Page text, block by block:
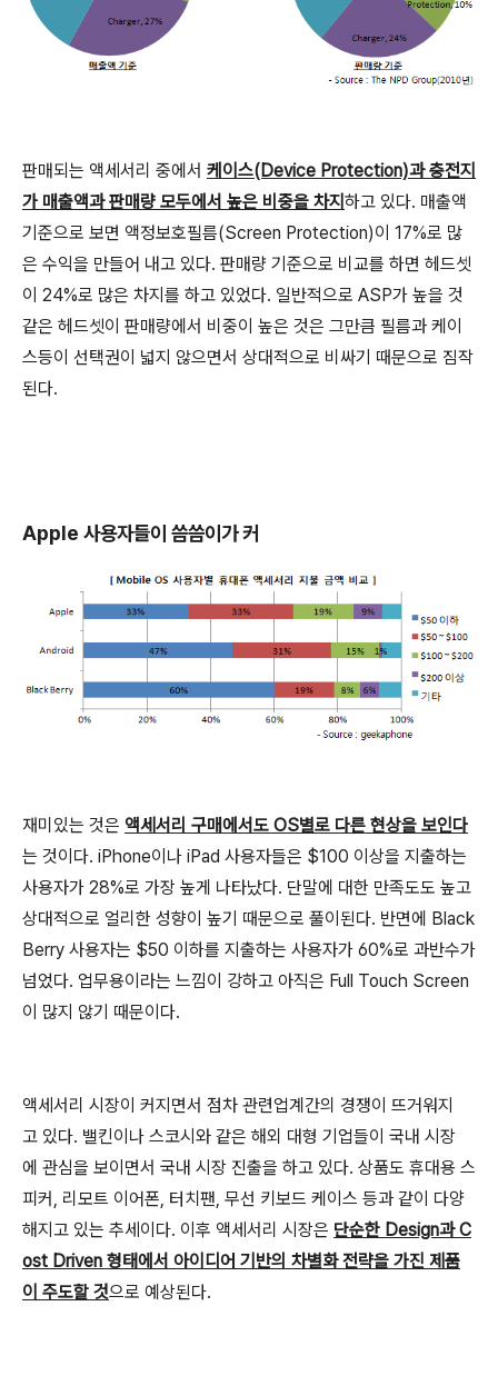
판매되는 액세서리 중에서 케이스(Device Protection)과 충전지
가 매출액과 판매량 모두에서 높은 비중을 차지 하고 있다. 매출액
기준으로 보면 액정보호필름(Screen Protection)이 17%로 많
은 수익을 만들어 내고 있다. 판매량 기준으로 비교를 하면 헤드셋
이 24%로 많은 차지를 하고 있었다. 일반적으로 ASP가 높을 것
같은 헤드셋이 판매량에서 비중이 높은 것은 그만큼 필름과 케이
스등이 선택권이 넓지 않으면서 상대적으로 비싸기 때문으로 짐작
된다.
Apple 사용자들이 씀씀이가 커
재미있는 것은 액세서리 구매에서도 OS별로 다른 현상을 보인다
는 것이다. iPhone이나 iPad 사용자들은 $100 이상을 지출하는
사용자가 28%로 가장 높게 나타났다. 단말에 대한 만족도도 높고
상대적으로 얼리한 성향이 높기 때문으로 풀이된다. 반면에 Black
Berry 사용자는 $50 이하를 지출하는 사용자가 60%로 과반수가
넘었다. 업무용이라는 느낌이 강하고 아직은 Full Touch Screen
이 많지 않기 때문이다.
액세서리 시장이 커지면서 점차 관련업계간의 경쟁이 뜨거워지
고 있다. 밸킨이나 스코시와 같은 해외 대형 기업들이 국내 시장
에 관심을 보이면서 국내 시장 진출을 하고 있다. 상품도 휴대용 스
피커, 리모트 이어폰, 터치팬, 무선 키보드 케이스 등과 같이 다양
해지고 있는 추세이다. 이후 액세서리 시장은 단순한 Design과 C
ost Driven 형태에서 아이디어 기반의 차별화 전략을 가진 제품
이 주도할 것으로 예상된다.